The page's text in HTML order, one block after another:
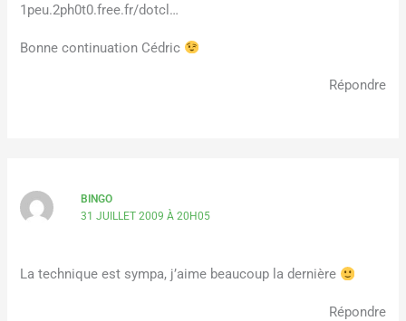
1peu.2ph0t0.free.fr/dotcl…
Bonne continuation Cédric
Répondre
BINGO
31 JUILLET 2009 À 20H05
La technique est sympa, j’aime beaucoup la dernière
Répondre